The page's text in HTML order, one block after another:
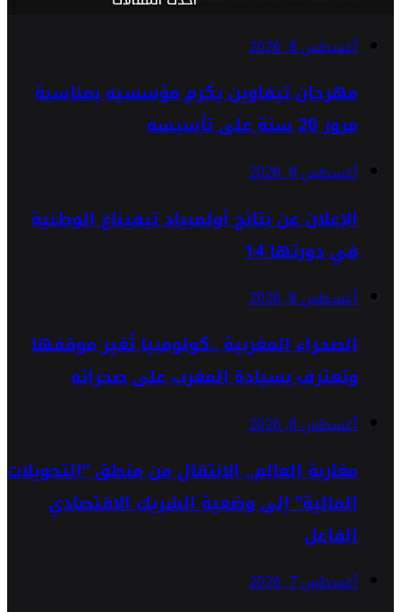
أغسطس 8, 2026
مهرجان تيفاوين يكرم مؤسسيه بمناسبة
مرور 20 سنة على تأسيسه
أغسطس 8, 2026
الإعلان عن نتائج أولمبياد تيفيناغ الوطنية
في دورتها 14
أغسطس 8, 2026
الصحراء المغربية ..كولومبيا تُغير موقفها
وتعترف بسيادة المغرب على صحرائه
أغسطس 8, 2026
مغاربة العالم.. الانتقال من منطق “التحويلات
المالية” إلى وضعية الشريك الاقتصادي
الفاعل
أغسطس 7, 2026